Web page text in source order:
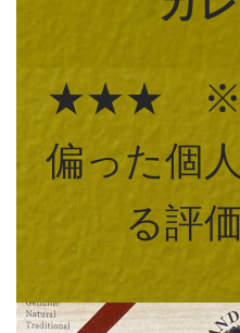
★★★ ※
偏った個
る評